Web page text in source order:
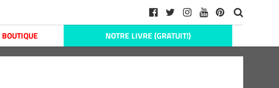
BOUTIQUE NOTRE LIVRE (GRATUIT!)